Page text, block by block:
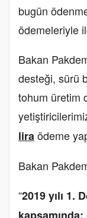
bugün
ödemeleriyle
Bakan
desteği, sürü
tohum üretim
liraödeme
Bakan
“2019 yılı 1.
kapsamında;